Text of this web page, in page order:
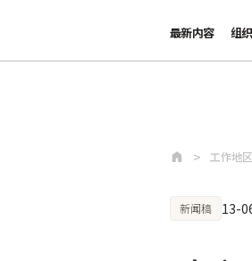
最新内容 组
工作地区
新闻稿 13-